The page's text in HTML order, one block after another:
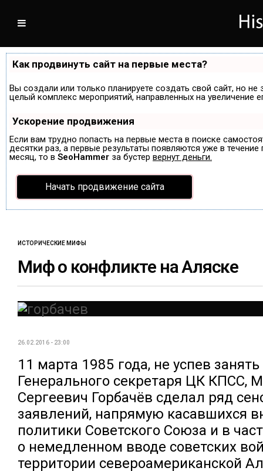
Как продвинуть сайт на первые места?
Вы создали или только планируете создать свой сайт, но
целый комплекс мероприятий, направленных на
Ускорение продвижения
Если вам трудно попасть на первые места в поиске
десятки раз, а первые результаты появляются уже в
месяц, то в SeoHammer за бустер вернут деньги.
Начать продвижение сайта
ИСТОРИЧЕСКИЕ МИФЫ
Миф о конфликте на Аляске
26.02.2016 - 23:00
11 марта 1985 года, не успев занять
Генерального секретаря ЦК КПСС,
Сергеевич Горбачёв сделал ряд
заявлений, напрямую касавшихся
политики Советского Союза и в
о немедленном вводе советских
территории североамериканской